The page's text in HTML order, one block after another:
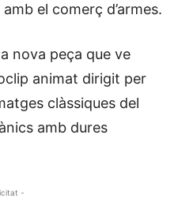
el comerç d’armes.
nova peça que ve
animat dirigit per
clàssiques del
amb dures
-